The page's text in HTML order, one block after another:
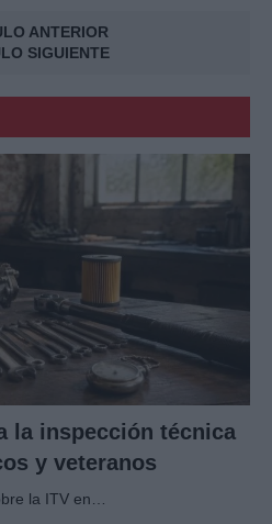
ANTERIOR
SIGUIENTE
la inspección técnica
y veteranos
la ITV en…